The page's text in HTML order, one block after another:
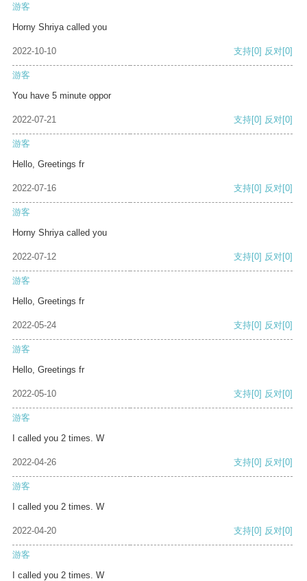
游客
Horny Shriya called you
2022-10-10 支持[0] 反对[0]
游客
You have 5 minute oppor
2022-07-21 支持[0] 反对[0]
游客
Hello, Greetings fr
2022-07-16 支持[0] 反对[0]
游客
Horny Shriya called you
2022-07-12 支持[0] 反对[0]
游客
Hello, Greetings fr
2022-05-24 支持[0] 反对[0]
游客
Hello, Greetings fr
2022-05-10 支持[0] 反对[0]
游客
I called you 2 times. W
2022-04-26 支持[0] 反对[0]
游客
I called you 2 times. W
2022-04-20 支持[0] 反对[0]
游客
I called you 2 times. W